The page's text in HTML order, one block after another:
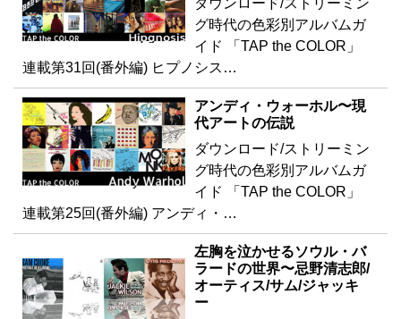
グ時代の色彩別アルバムガ
イド 「TAP the COLOR」
連載第31回(番外編) ヒプノシス…
アンディ・ウォーホル〜現
代アートの伝説
ダウンロード/ストリーミン
グ時代の色彩別アルバムガ
イド 「TAP the COLOR」
連載第25回(番外編) アンディ・…
左胸を泣かせるソウル・バ
ラードの世界〜忌野清志郎/
オーティス/サム/ジャッキ
ー